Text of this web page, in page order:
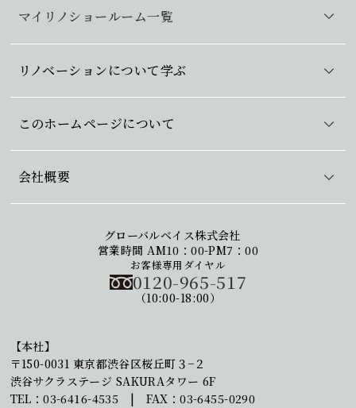
マイリノショールーム一覧
リノベーションについて学ぶ
このホームページについて
会社概要
グローバルベイス株式会社
営業時間 AM10：00-PM7：00
お客様専用ダイヤル
0120-965-517
（10:00-18:00）
【本社】
〒150-0031 東京都渋谷区桜丘町３−２
渋谷サクラステージ SAKURAタワー 6F
TEL：03-6416-4535 | FAX：03-6455-0290